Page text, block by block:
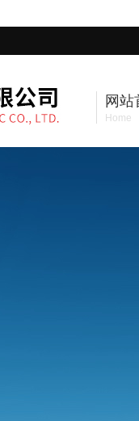
网站
Home